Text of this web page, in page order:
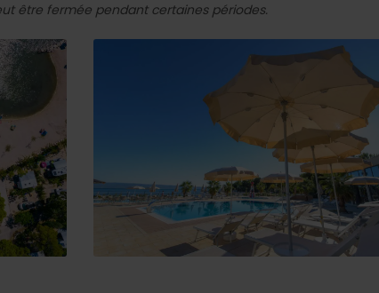
être fermée pendant certaines périodes.